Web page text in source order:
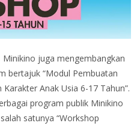
juga mengembangkan
bertajuk “Modul Pembuatan
Anak Usia 6-17 Tahun”.
program publik Minikino
satunya “Workshop